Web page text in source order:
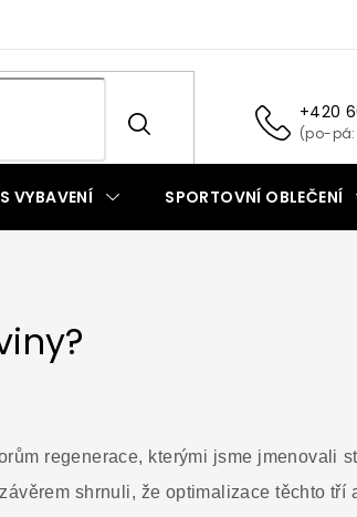
+420
VYBAVENÍ SPORTOVNÍ OBLEČENÍ
regenerace, kterými jsme jmenovali
shrnuli, že optimalizace těchto tří